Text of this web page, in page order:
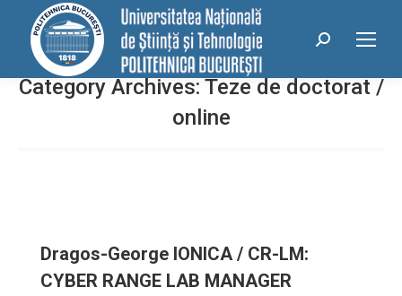
conținut
Search:
Category Archives: Teze de doctorat /
online
Drаgоs-Geоrge IОNICА / CR-LM:
CYBER RАNGE LАB MАNАGER